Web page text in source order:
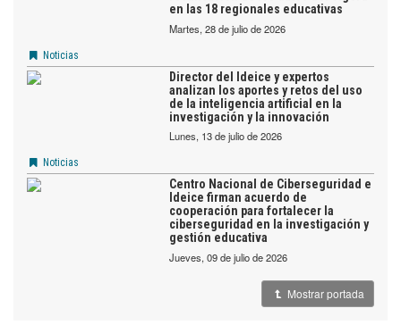
en las 18 regionales educativas
martes, 28 de julio de 2026
Noticias
Director del Ideice y expertos
analizan los aportes y retos del uso
de la inteligencia artificial en la
investigación y la innovación
lunes, 13 de julio de 2026
Noticias
Centro Nacional de Ciberseguridad e
Ideice firman acuerdo de
cooperación para fortalecer la
ciberseguridad en la investigación y
gestión educativa
jueves, 09 de julio de 2026
Mostrar portada